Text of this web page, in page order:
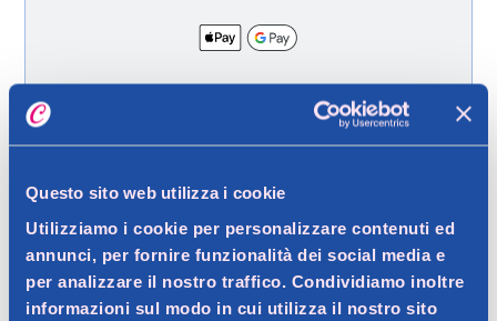
Questo sito web utilizza i cookie
Utilizziamo i cookie per personalizzare contenuti ed
annunci, per fornire funzionalità dei social media e
per analizzare il nostro traffico. Condividiamo inoltre
informazioni sul modo in cui utilizza il nostro sito
Dettagli prodotto